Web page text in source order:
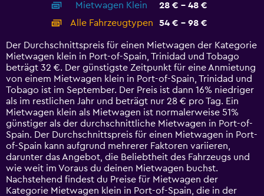
categories.
14
categories.
The
chart
has
1
Y
axis
displaying
values.
Range:
0
to
120.
Mietwagen Klein
28 € - 48 €
Alle Fahrzeugtypen
54 € - 98 €
Der Durchschnittspreis für einen Mietwagen der Kategorie
Mietwagen klein in Port-of-Spain, Trinidad und Tobago
beträgt 32 €. Der günstigste Zeitpunkt für eine Anmietung
von einem Mietwagen klein in Port-of-Spain, Trinidad und
Tobago ist im September. Der Preis ist dann 16% niedriger
als im restlichen Jahr und beträgt nur 28 € pro Tag. Ein
Mietwagen klein als Mietwagen ist normalerweise 51%
günstiger als der durchschnittliche Mietwagen in Port-of-
Spain. Der Durchschnittspreis für einen Mietwagen in Port-
of-Spain kann aufgrund mehrerer Faktoren variieren,
darunter das Angebot, die Beliebtheit des Fahrzeugs und
wie weit im Voraus du deinen Mietwagen buchst.
Nachstehend findest du Preise für Mietwagen der
Kategorie Mietwagen klein in Port-of-Spain, die in der